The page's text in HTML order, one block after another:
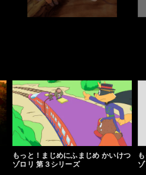
もっと！まじめにふまじめ かいけつ
ゾロリ 第３シリーズ